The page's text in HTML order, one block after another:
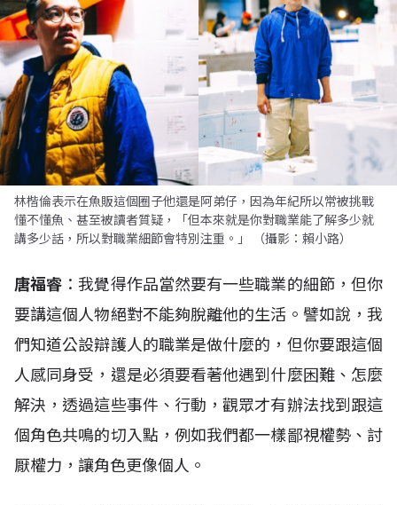
林楷倫表示在魚販這個圈子他還是阿弟仔，因為年紀所以常被挑戰
懂不懂魚、甚至被讀者質疑，「但本來就是你對職業能了解多少就
講多少話，所以對職業細節會特別注重。」 （攝影：賴小路）
唐福睿 ：我覺得作品當然要有一些職業的細節，但你
要講這個人物絕對不能夠脫離他的生活。譬如說，我
們知道公設辯護人的職業是做什麼的，但你要跟這個
人感同身受，還是必須要看著他遇到什麼困難、怎麼
解決，透過這些事件、行動，觀眾才有辦法找到跟這
個角色共鳴的切入點，例如我們都一樣鄙視權勢、討
厭權力，讓角色更像個人。